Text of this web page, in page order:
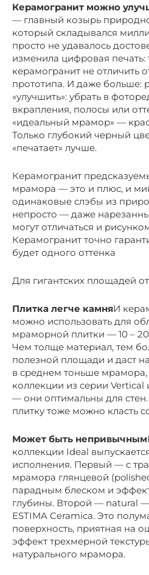
Керамогранит можно
— главный козырь
который складывался
просто не удавалось
изменила цифровая печать:
керамогранит не отличить
прототипа. И даже больше:
«улучшить»: убрать в
вкрапления, полосы или
«идеальный мрамор» —
Только глубокий черный
«печатает» лучше.
Керамогранит
мрамора — это и плюс, и
одинаковые слэбы из
непросто — даже
могут отличаться и
Керамогранит точно
будет одного оттенка
Для гигантских площадей
Плитка легче камняИ
можно использовать для
мраморной плитки — 10 –
Чем толще материал, тем
полезной площади и даст
в среднем тоньше мрамора,
коллекции из серии
— они оптимальны для
плитку тоже можно класть
Может быть непривычным
коллекции Ideal
исполнения. Первый — с
мрамора глянцевой
парадным блеском и
глубины. Второй — natural
ESTIMA Ceramica. Это
поверхность, приятная на
эффект трехмерной
натурального мрамора.